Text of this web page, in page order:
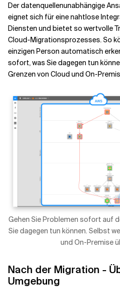
Der datenquellenunabhängige
eignet sich für eine nahtlose
Diensten und bietet so wertvolle
Cloud-Migrationsprozesses. So
einzigen Person automatisch
sofort, was Sie dagegen tun
Grenzen von Cloud und On-
Gehen Sie Problemen sofort auf
Sie dagegen tun können. Selbst
und On-Premise
Nach der Migration -
Umgebung